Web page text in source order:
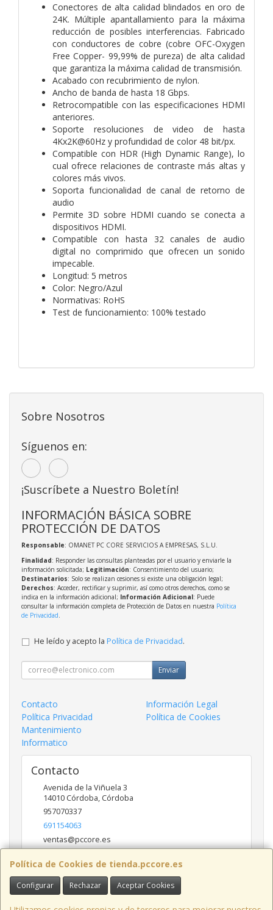
Conectores de alta calidad blindados en oro de
24K. Múltiple apantallamiento para la máxima
reducción de posibles interferencias. Fabricado
con conductores de cobre (cobre OFC-Oxygen
Free Copper- 99,99% de pureza) de alta calidad
que garantiza la máxima calidad de transmisión.
Acabado con recubrimiento de nylon.
Ancho de banda de hasta 18 Gbps.
Retrocompatible con las especificaciones HDMI
anteriores.
Soporte resoluciones de video de hasta
4Kx2K@60Hz y profundidad de color 48 bit/px.
Compatible con HDR (High Dynamic Range), lo
cual ofrece relaciones de contraste más altas y
colores más vivos.
Soporta funcionalidad de canal de retorno de
audio
Permite 3D sobre HDMI cuando se conecta a
dispositivos HDMI.
Compatible con hasta 32 canales de audio
digital no comprimido que ofrecen un sonido
impecable.
Longitud: 5 metros
Color: Negro/Azul
Normativas: RoHS
Test de funcionamiento: 100% testado
Política de Cookies de tienda.pccore.es
Configurar Rechazar Aceptar Cookies
Sobre Nosotros
Síguenos en:
¡Suscríbete a Nuestro Boletín!
INFORMACIÓN BÁSICA SOBRE
PROTECCIÓN DE DATOS
Responsable: OMANET PC CORE SERVICIOS A EMPRESAS, S.L.U.
Finalidad: Responder las consultas planteadas por el usuario y enviarle la
información solicitada; Legitimación: Consentimiento del usuario;
Destinatarios: Solo se realizan cesiones si existe una obligación legal;
Derechos: Acceder, rectificar y suprimir, así como otros derechos, como se
indica en la información adicional; Información Adicional: Puede
consultar la información completa de Protección de Datos en nuestra Política
de Privacidad
He leído y acepto la Política de Privacidad.
Enviar
Contacto
Información Legal
Política Privacidad
Política de Cookies
Mantenimiento
Informatico
Contacto
Avenida de la Viñuela 3
14010 Córdoba, Córdoba
957070337
691154063
ventas@pccore.es
Horario
10-13:30